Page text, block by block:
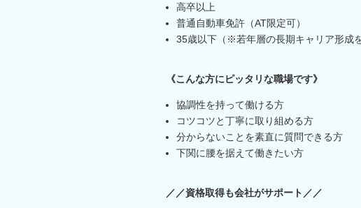
高卒以上
普通自動車免許（AT限定可）
35歳以下（※若年層の長期キャリア形成
《こんな方にピッタリな職場です》
協調性を持って働ける方
コツコツと丁寧に取り組める方
分からないことを素直に質問できる方
下関に腰を据えて働きたい方
／／資格取得も会社がサポート／／